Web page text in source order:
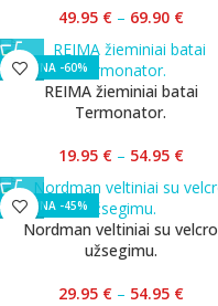
49.95 € – 69.90 €
-60%
REIMA žieminiai batai
Termonator.
19.95 € – 54.95 €
-45%
Nordman veltiniai su velcro
užsegimu.
29.95 € – 54.95 €